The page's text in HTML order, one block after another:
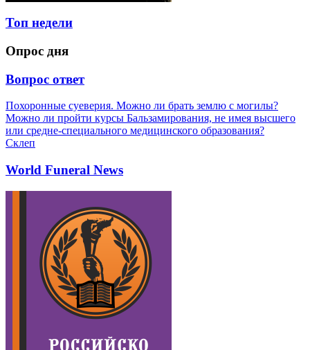
Топ недели
Опрос дня
Вопрос ответ
Похоронные суеверия. Можно ли брать землю с могилы?
Можно ли пройти курсы Бальзамирования, не имея высшего
или средне-специального медицинского образования?
Склеп
World Funeral News